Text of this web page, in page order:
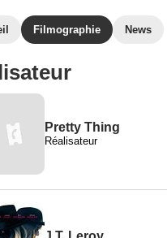
Filmographie News
Pretty Thing
Réalisateur